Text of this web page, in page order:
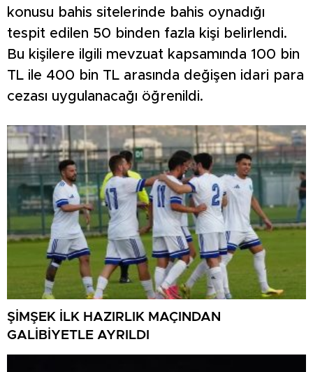
konusu bahis sitelerinde bahis oynadığı
tespit edilen 50 binden fazla kişi belirlendi.
Bu kişilere ilgili mevzuat kapsamında 100 bin
TL ile 400 bin TL arasında değişen idari para
cezası uygulanacağı öğrenildi.
ŞİMŞEK İLK HAZIRLIK MAÇINDAN
GALİBİYETLE AYRILDI